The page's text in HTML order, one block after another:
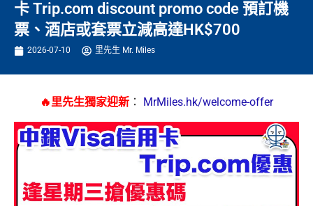
卡 Trip.com discount promo code 預訂機
票、酒店或套票立減高達HK$700
2026-07-10 里先生 Mr. Miles
🔥里先生獨家迎新 ： MrMiles.hk/welcome-offer